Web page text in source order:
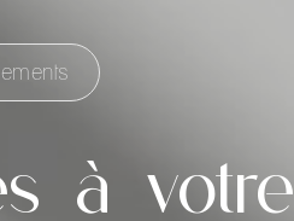
à votre